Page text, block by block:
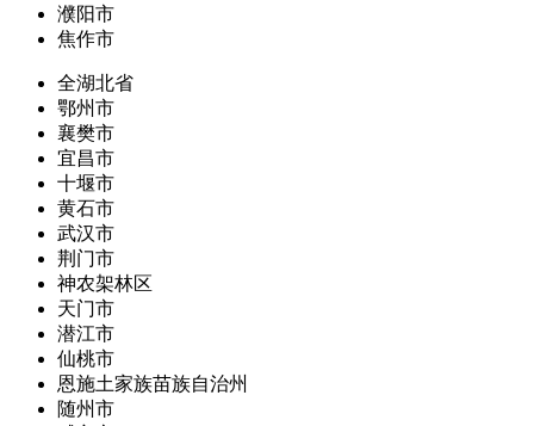
濮阳市
焦作市
全湖北省
鄂州市
襄樊市
宜昌市
十堰市
黄石市
武汉市
荆门市
神农架林区
天门市
潜江市
仙桃市
恩施土家族苗族自治州
随州市